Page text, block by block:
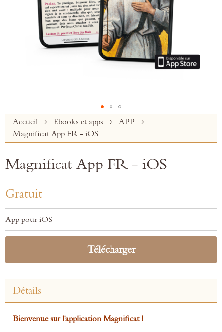
Accueil Ebooks et apps
APP
Magnificat App FR - iOS
Skip
the
of
gallery
Magnificat App FR - iOS
Gratuit
App pour iOS
Télécharger
Détails
Bienvenue sur l'application Magnificat !